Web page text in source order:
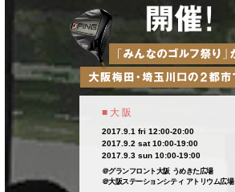
■ 大 阪
2017.9.1 fri 12:00-20:00
2017.9.2 sat 10:00-19:00
2017.9.3 sun 10:00-19:00
＠グランフロント大阪 うめきた広場
＠大阪ステーションシティ アトリウム広場